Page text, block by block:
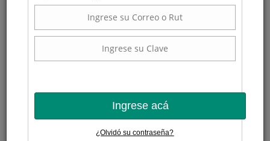
Ingrese acá
¿Olvidó su contraseña?